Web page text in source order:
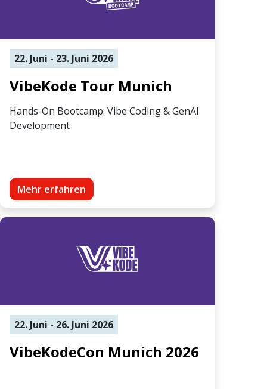
22. Juni - 23. Juni 2026
VibeKode Tour Munich
Hands-On Bootcamp: Vibe Coding & GenAI
Development
Mehr erfahren
22. Juni - 26. Juni 2026
VibeKodeCon Munich 2026